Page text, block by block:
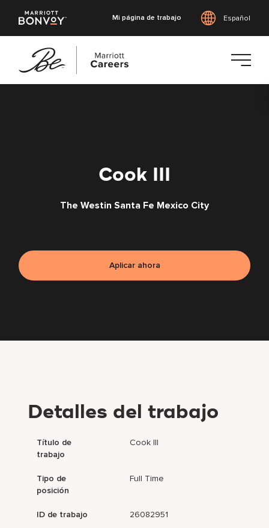
Mi página de trabajo Español
Cook III
The Westin Santa Fe Mexico City
Aplicar ahora
Detalles del trabajo
Título de
trabajo
Cook III
Tipo de
posición
Full Time
ID de trabajo 26082951